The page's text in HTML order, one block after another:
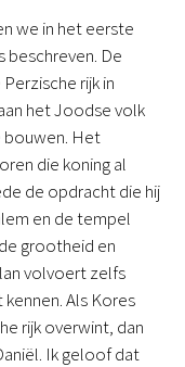
we in het eerste
De
rijk in
het Joodse volk
bouwen. Het
die koning al
de opdracht die hij
en de tempel
grootheid en
volvoert zelfs
Als Kores
rijk overwint, dan
Ik geloof dat